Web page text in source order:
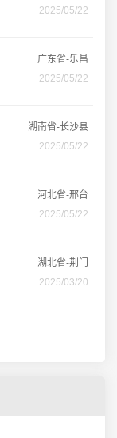
2025/05/22
广东省-乐昌
2025/05/22
湖南省-长沙县
2025/05/22
河北省-邢台
2025/05/22
湖北省-荆门
2025/03/20